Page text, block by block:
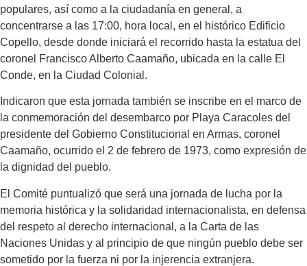
populares, así como a la ciudadanía en general, a
concentrarse a las 17:00, hora local, en el histórico Edificio
Copello, desde donde iniciará el recorrido hasta la estatua del
coronel Francisco Alberto Caamaño, ubicada en la calle El
Conde, en la Ciudad Colonial.
Indicaron que esta jornada también se inscribe en el marco de
la conmemoración del desembarco por Playa Caracoles del
presidente del Gobierno Constitucional en Armas, coronel
Caamaño, ocurrido el 2 de febrero de 1973, como expresión de
la dignidad del pueblo.
El Comité puntualizó que será una jornada de lucha por la
memoria histórica y la solidaridad internacionalista, en defensa
del respeto al derecho internacional, a la Carta de las
Naciones Unidas y al principio de que ningún pueblo debe ser
sometido por la fuerza ni por la injerencia extranjera.